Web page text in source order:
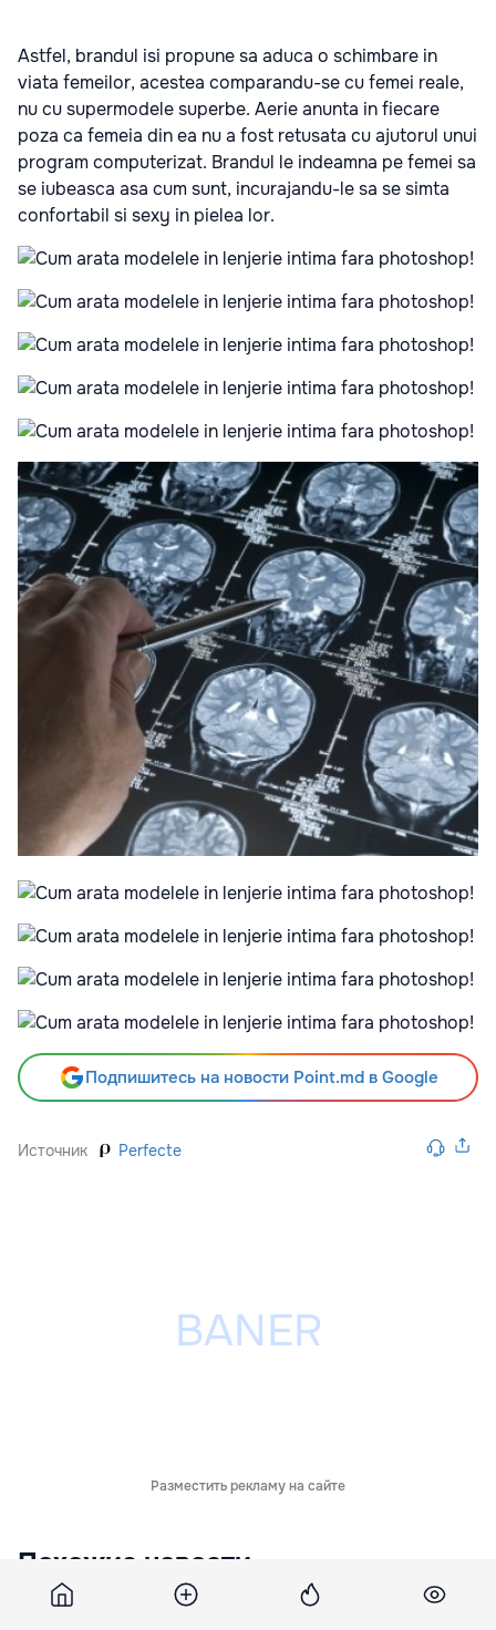
Astfel, brandul isi propune sa aduca o schimbare in
viata femeilor, acestea comparandu-se cu femei reale,
nu cu supermodele superbe. Aerie anunta in fiecare
poza ca femeia din ea nu a fost retusata cu ajutorul unui
program computerizat. Brandul le indeamna pe femei sa
se iubeasca asa cum sunt, incurajandu-le sa se simta
confortabil si sexy in pielea lor.
Подпишитесь на новости Point.md в Google
Источник Perfecte
Разместить рекламу на сайте
Похожие новости